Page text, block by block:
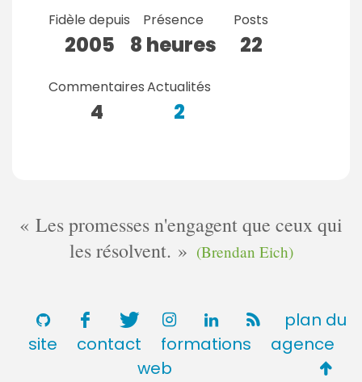
Fidèle depuis
2005
Présence
8 heures
Posts
22
Commentaires
4
Actualités
2
Les promesses n'engagent que ceux qui
les résolvent.
(Brendan Eich)
plan du
site
contact formations
agence
web